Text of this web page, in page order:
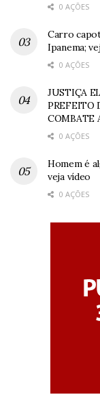
0 AÇÕES
Carro
Ipanema;
0 AÇÕES
JUSTIÇA
PREFEITO
COMBATE
0 AÇÕES
Homem é
veja vídeo
0 AÇÕES